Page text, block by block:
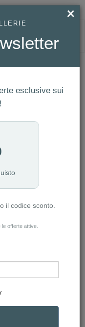
PG01-696-U
PG01-696-
×
esclusive sui
il codice sconto.
offerte attive.